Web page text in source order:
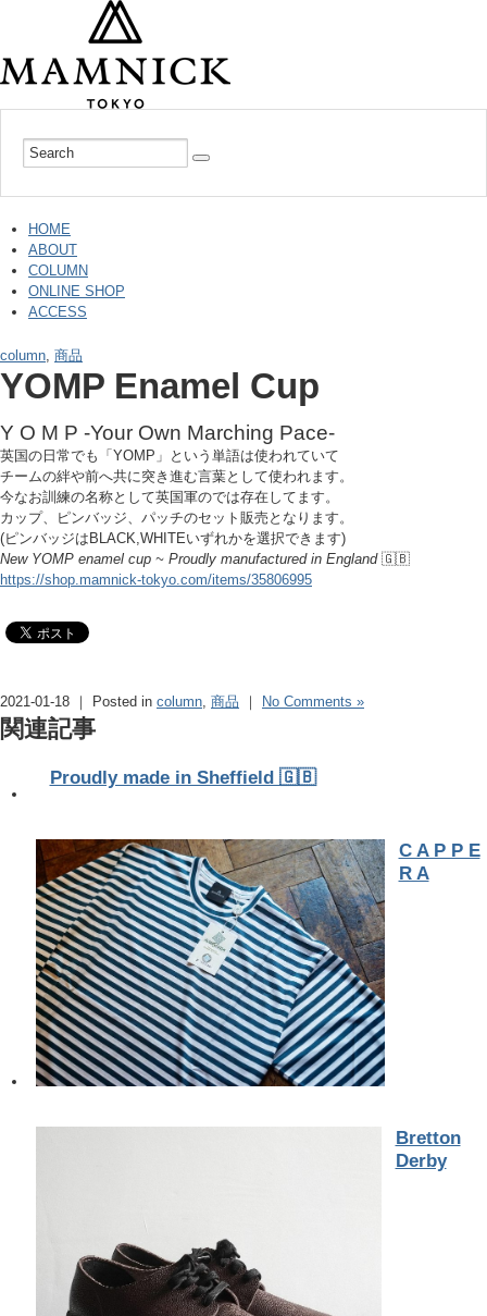
HOME
ABOUT
COLUMN
ONLINE SHOP
ACCESS
column, 商品
YOMP Enamel Cup
Y O M P -Your Own Marching Pace-
英国の日常でも「YOMP」という単語は使われていて
チームの絆や前へ共に突き進む言葉として使われます。
今なお訓練の名称として英国軍のでは存在してます。
カップ、ピンバッジ、パッチのセット販売となります。
(ピンバッジはBLACK,WHITEいずれかを選択できます)
New YOMP enamel cup ~ Proudly manufactured in England🇬🇧
https://shop.mamnick-tokyo.com/items/35806995
2021-01-18 ｜ Posted in column, 商品 ｜ No Comments »
関連記事
Proudly made in Sheffield 🇬🇧
C A P P E
R A
Bretton
Derby